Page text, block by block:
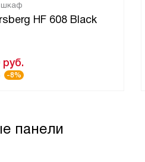
шкаф
HF 608 Black
руб.
-8%
панели